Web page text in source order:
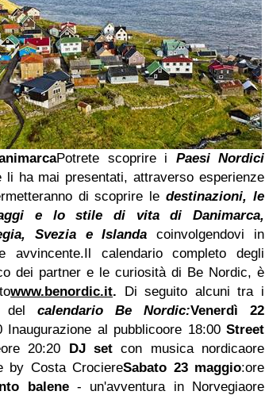
Potrete scoprire i Paesi Nordici
li ha mai presentati, attraverso esperienze
di scoprire ledestinazioni, le
e lo stile di vita di Danimarca,
Svezia e Islanda coinvolgendovi in
avvincente.Il calendario completo degli
dei partner e le curiosità di Be Nordic, è
www.benordic.it.
Di seguito alcuni tra i
del calendario Be Nordic:Venerdì 22
Inaugurazione al pubblicoore 18:00 Street
ore 20:20 DJ setcon musica nordicaore
by Costa CrociereSabato 23 maggio:ore
balene- un'avventura in Norvegiaore